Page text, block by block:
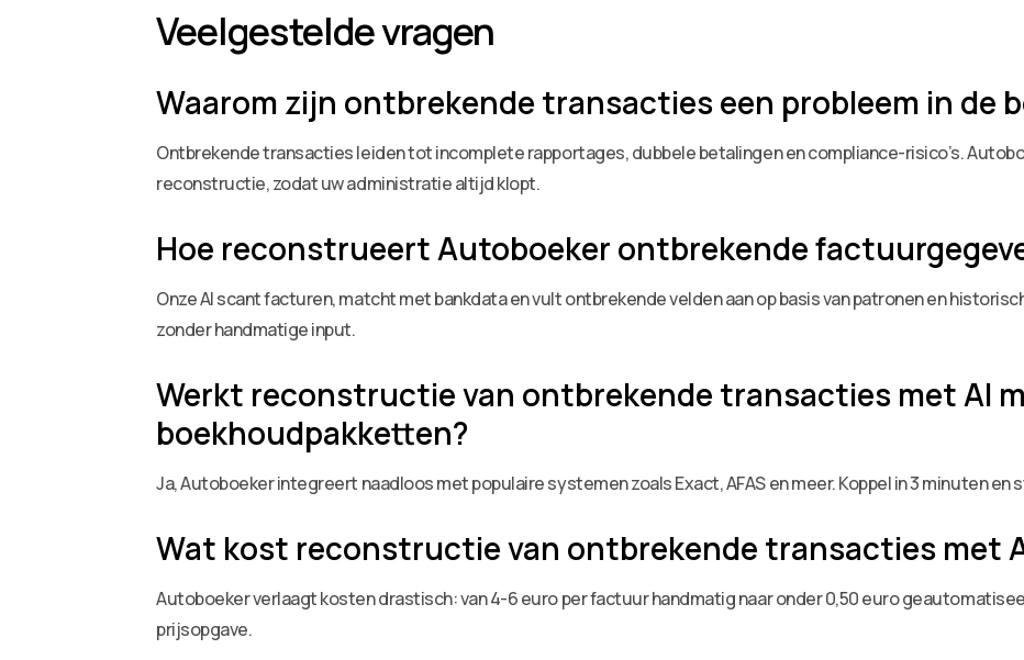
Veelgestelde vragen
Waarom zijn ontbrekende transacties een probleem in de
Ontbrekende transacties leiden tot incomplete rapportages, dubbele betalingen en compliance-risico’s.
reconstructie, zodat uw administratie altijd klopt.
Hoe reconstrueert Autoboeker ontbrekende
Onze AI scant facturen, matcht met bankdata en vult ontbrekende velden aan op basis van patronen en
zonder handmatige input.
Werkt reconstructie van ontbrekende transacties met AI
boekhoudpakketten?
Ja, Autoboeker integreert naadloos met populaire systemen zoals Exact, AFAS en meer. Koppel in 3 minuten
Wat kost reconstructie van ontbrekende transacties met
Autoboeker verlaagt kosten drastisch: van 4-6 euro per factuur handmatig naar onder 0,50 euro
prijsopgave.